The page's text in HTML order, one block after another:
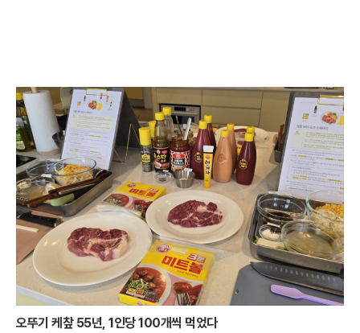
오뚜기 케챂 55년, 1인당 100개씩 먹었다